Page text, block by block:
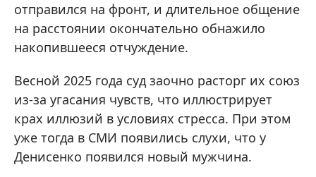
отправился на фронт, и длительное общение
на расстоянии окончательно обнажило
накопившееся отчуждение.
Весной 2025 года суд заочно расторг их союз
из-за угасания чувств, что иллюстрирует
крах иллюзий в условиях стресса. При этом
уже тогда в СМИ появились слухи, что у
Денисенко появился новый мужчина.